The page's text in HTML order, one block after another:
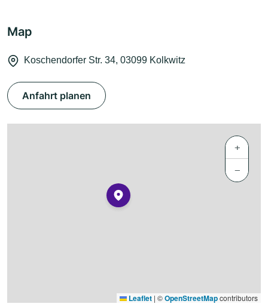
Map
Koschendorfer Str. 34, 03099 Kolkwitz
Anfahrt planen
+
−
Leaflet | ©OpenStreetMapcontributors